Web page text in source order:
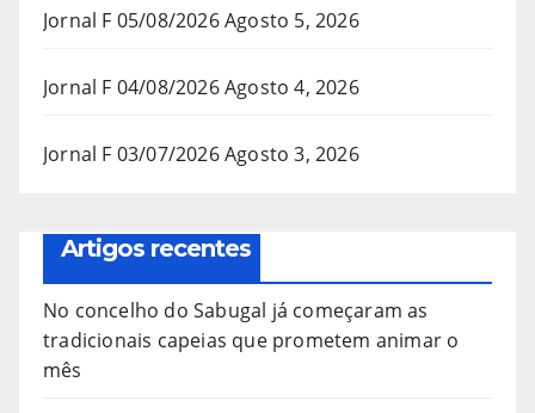
Jornal F 05/08/2026Agosto 5, 2026
Jornal F 04/08/2026Agosto 4, 2026
Jornal F 03/07/2026Agosto 3, 2026
Artigos recentes
No concelho do Sabugal já começaram as
tradicionais capeias que prometem animar o
mês